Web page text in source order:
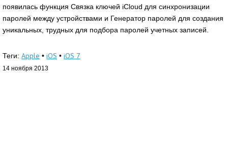
появилась функция Связка ключей iCloud для синхронизации
паролей между устройствами и Генератор паролей для создания
уникальных, трудных для подбора паролей учетных записей.
Теги: Apple • iOS • iOS 7
14 ноября 2013